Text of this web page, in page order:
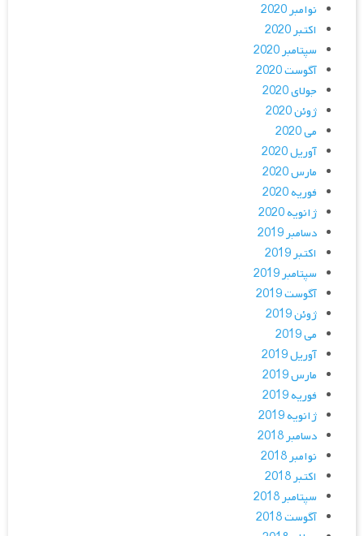
نوامبر 2020
اکتبر 2020
سپتامبر 2020
آگوست 2020
جولای 2020
ژوئن 2020
می 2020
آوریل 2020
مارس 2020
فوریه 2020
ژانویه 2020
دسامبر 2019
اکتبر 2019
سپتامبر 2019
آگوست 2019
ژوئن 2019
می 2019
آوریل 2019
مارس 2019
فوریه 2019
ژانویه 2019
دسامبر 2018
نوامبر 2018
اکتبر 2018
سپتامبر 2018
آگوست 2018